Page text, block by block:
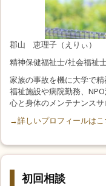
郡山 恵理子（えりぃ）
精神保健福祉士/社会福祉
家族の事故を機に大学で精
福祉施設や病院勤務、
心と身体のメンテナンスサ
→詳しいプロフィールはこ
初回相談